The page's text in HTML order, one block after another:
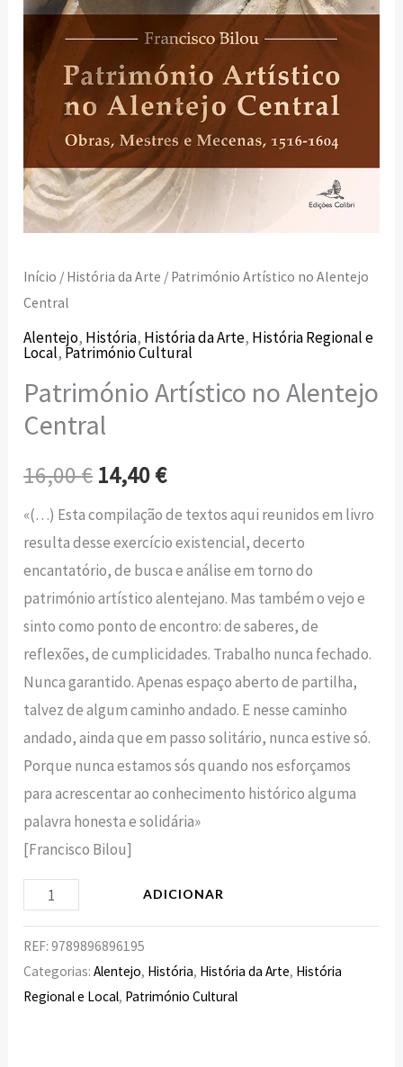
Início / História da Arte / Património Artístico no Alentejo
Central
Alentejo, História, História da Arte, História Regional e
Local, Património Cultural
Património Artístico no Alentejo
Central
16,00€ 14,40€
«(…) Esta compilação de textos aqui reunidos em livro
resulta desse exercício existencial, decerto
encantatório, de busca e análise em torno do
património artístico alentejano. Mas também o vejo e
sinto como ponto de encontro: de saberes, de
reflexões, de cumplicidades. Trabalho nunca fechado.
Nunca garantido. Apenas espaço aberto de partilha,
talvez de algum caminho andado. E nesse caminho
andado, ainda que em passo solitário, nunca estive só.
Porque nunca estamos sós quando nos esforçamos
para acrescentar ao conhecimento histórico alguma
palavra honesta e solidária»
[Francisco Bilou]
ADICIONAR
REF:9789896896195
Categorias:Alentejo, História, História da Arte, História
Regional e Local, Património Cultural